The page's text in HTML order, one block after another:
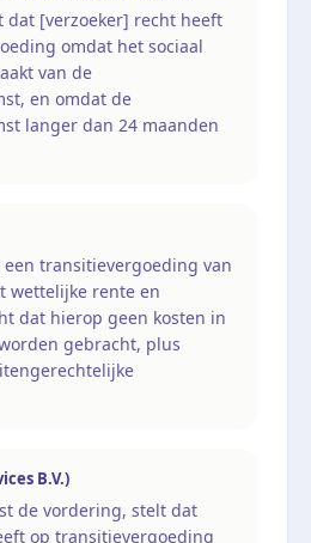
dat [verzoeker] recht heeft
omdat het sociaal
van de
en omdat de
langer dan 24 maanden
transitievergoeding van
wettelijke rente en
dat hierop geen kosten in
gebracht, plus
B.V.)
de vordering, stelt dat
op transitievergoeding